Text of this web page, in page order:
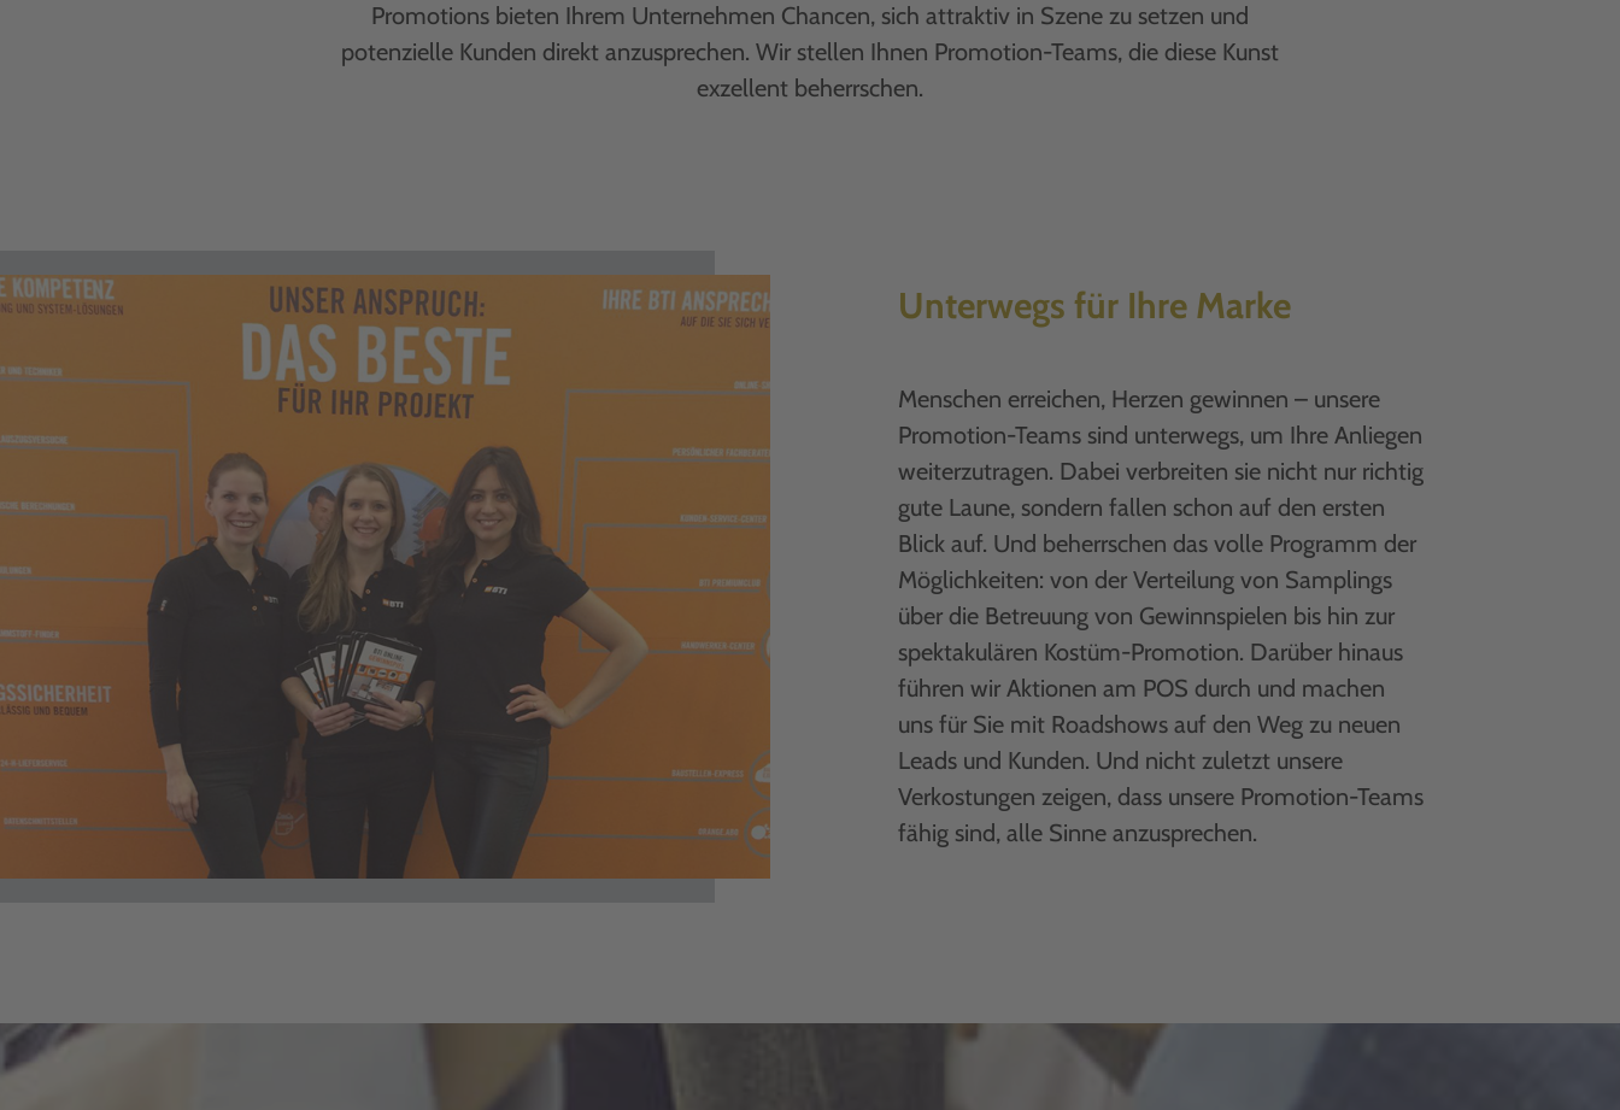
Promotions bieten Ihrem Unternehmen Chancen, sich attraktiv in Szene zu setzen und
potenzielle Kunden direkt anzusprechen. Wir stellen Ihnen Promotion-Teams, die diese Kunst
exzellent beherrschen.
Unterwegs für Ihre Marke
Menschen erreichen, Herzen gewinnen – unsere
Promotion-Teams sind unterwegs, um Ihre Anliegen
weiterzutragen. Dabei verbreiten sie nicht nur richtig
gute Laune, sondern fallen schon auf den ersten
Blick auf. Und beherrschen das volle Programm der
Möglichkeiten: von der Verteilung von Samplings
über die Betreuung von Gewinnspielen bis hin zur
spektakulären Kostüm-Promotion. Darüber hinaus
führen wir Aktionen am POS durch und machen
uns für Sie mit Roadshows auf den Weg zu neuen
Leads und Kunden. Und nicht zuletzt unsere
Verkostungen zeigen, dass unsere Promotion-Teams
fähig sind, alle Sinne anzusprechen.